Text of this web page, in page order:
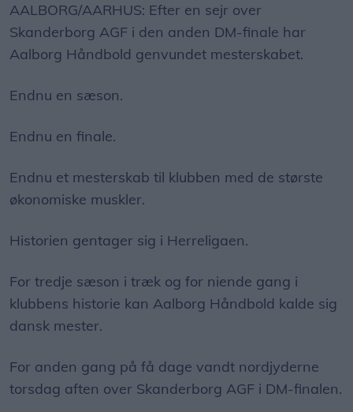
AALBORG/AARHUS: Efter en sejr over
Skanderborg AGF i den anden DM-finale har
Aalborg Håndbold genvundet mesterskabet.
Endnu en sæson.
Endnu en finale.
Endnu et mesterskab til klubben med de største
økonomiske muskler.
Historien gentager sig i Herreligaen.
For tredje sæson i træk og for niende gang i
klubbens historie kan Aalborg Håndbold kalde sig
dansk mester.
For anden gang på få dage vandt nordjyderne
torsdag aften over Skanderborg AGF i DM-finalen.